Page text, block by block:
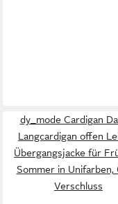
dy_mode Cardigan
Langcardigan offen
Übergangsjacke für
Sommer in Unifarben,
Verschluss